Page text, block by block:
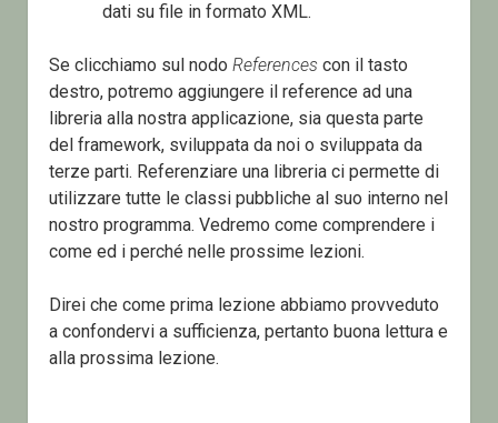
dati su file in formato XML.
Se clicchiamo sul nodo References con il tasto
destro, potremo aggiungere il reference ad una
libreria alla nostra applicazione, sia questa parte
del framework, sviluppata da noi o sviluppata da
terze parti. Referenziare una libreria ci permette di
utilizzare tutte le classi pubbliche al suo interno nel
nostro programma. Vedremo come comprendere i
come ed i perché nelle prossime lezioni.
Direi che come prima lezione abbiamo provveduto
a confondervi a sufficienza, pertanto buona lettura e
alla prossima lezione.